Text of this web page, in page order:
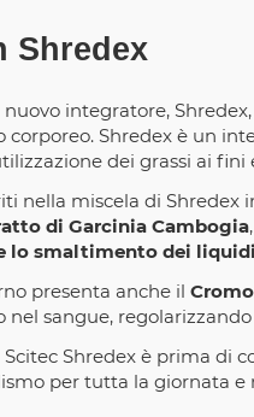
Shredex
integratore, Shredex,
corporeo. Shredex è un
dei grassi ai fini
nella miscela di
di Garcinia Cambogia
lo smaltimento dei
presenta anche il Cromo
nel sangue,
Shredex è prima di
per tutta la giornata e